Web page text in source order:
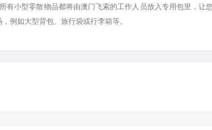
有小型零散物品都将由澳门飞索的工作人员放入专用包里，让
例如大型背包、旅行袋或行李箱等。